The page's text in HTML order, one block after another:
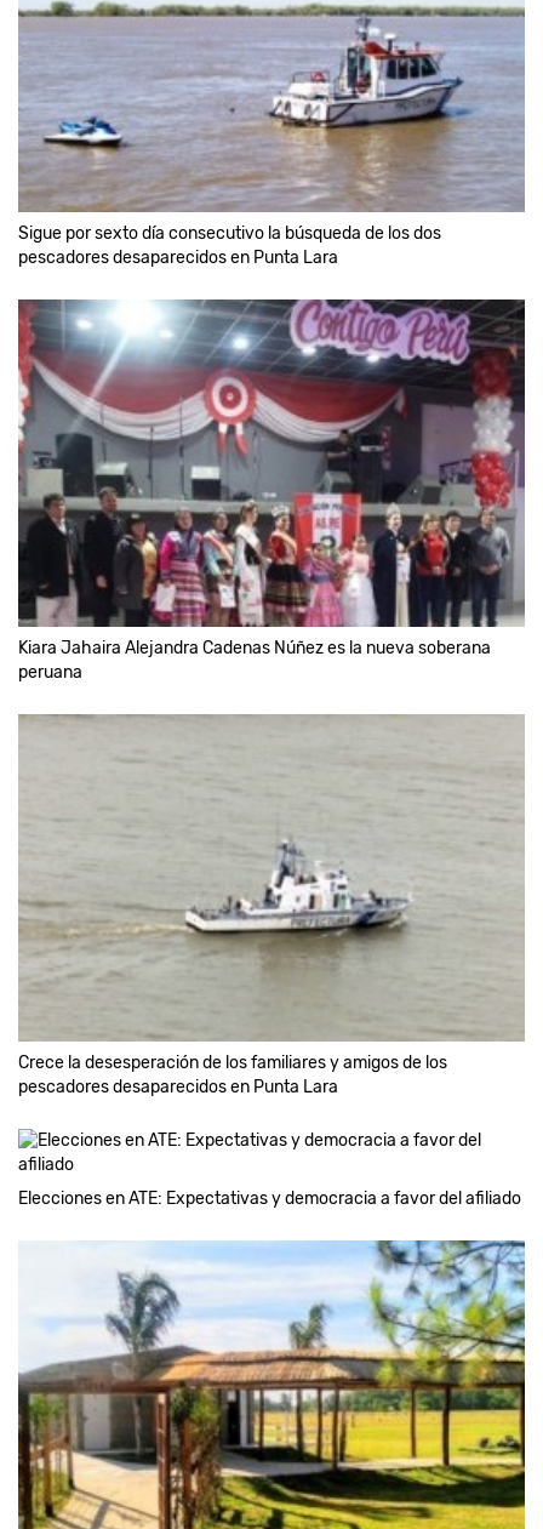
Sigue por sexto día consecutivo la búsqueda de los dos
pescadores desaparecidos en Punta Lara
Kiara Jahaira Alejandra Cadenas Núñez es la nueva soberana
peruana
Crece la desesperación de los familiares y amigos de los
pescadores desaparecidos en Punta Lara
Elecciones en ATE: Expectativas y democracia a favor del afiliado